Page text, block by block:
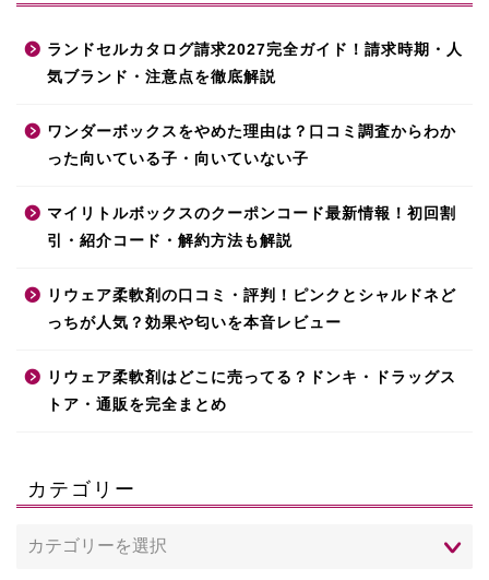
ランドセルカタログ請求2027完全ガイド！請求時期・人
気ブランド・注意点を徹底解説
ワンダーボックスをやめた理由は？口コミ調査からわか
った向いている子・向いていない子
マイリトルボックスのクーポンコード最新情報！初回割
引・紹介コード・解約方法も解説
リウェア柔軟剤の口コミ・評判！ピンクとシャルドネど
っちが人気？効果や匂いを本音レビュー
リウェア柔軟剤はどこに売ってる？ドンキ・ドラッグス
トア・通販を完全まとめ
カテゴリー